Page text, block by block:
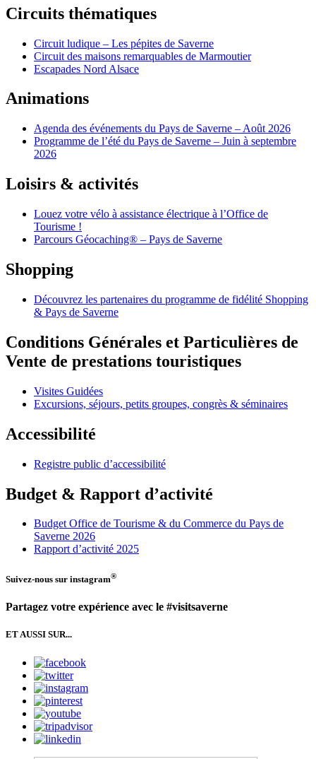
Circuits thématiques
Circuit ludique – Les pépites de Saverne
Circuit des maisons remarquables de Marmoutier
Escapades Nord Alsace
Animations
Agenda des événements du Pays de Saverne – Août 2026
Programme de l’été du Pays de Saverne – Juin à septembre
2026
Loisirs & activités
Louez votre vélo à assistance électrique à l’Office de
Tourisme !
Parcours Géocaching® – Pays de Saverne
Shopping
Découvrez les partenaires du programme de fidélité Shopping
& Pays de Saverne
Conditions Générales et Particulières de
Vente de prestations touristiques
Visites Guidées
Excursions, séjours, petits groupes, congrès & séminaires
Accessibilité
Registre public d’accessibilité
Budget & Rapport d’activité
Budget Office de Tourisme & du Commerce du Pays de
Saverne 2026
Rapport d’activité 2025
Suivez-nous sur instagram®
Partagez votre expérience avec le #visitsaverne
ET AUSSI SUR...